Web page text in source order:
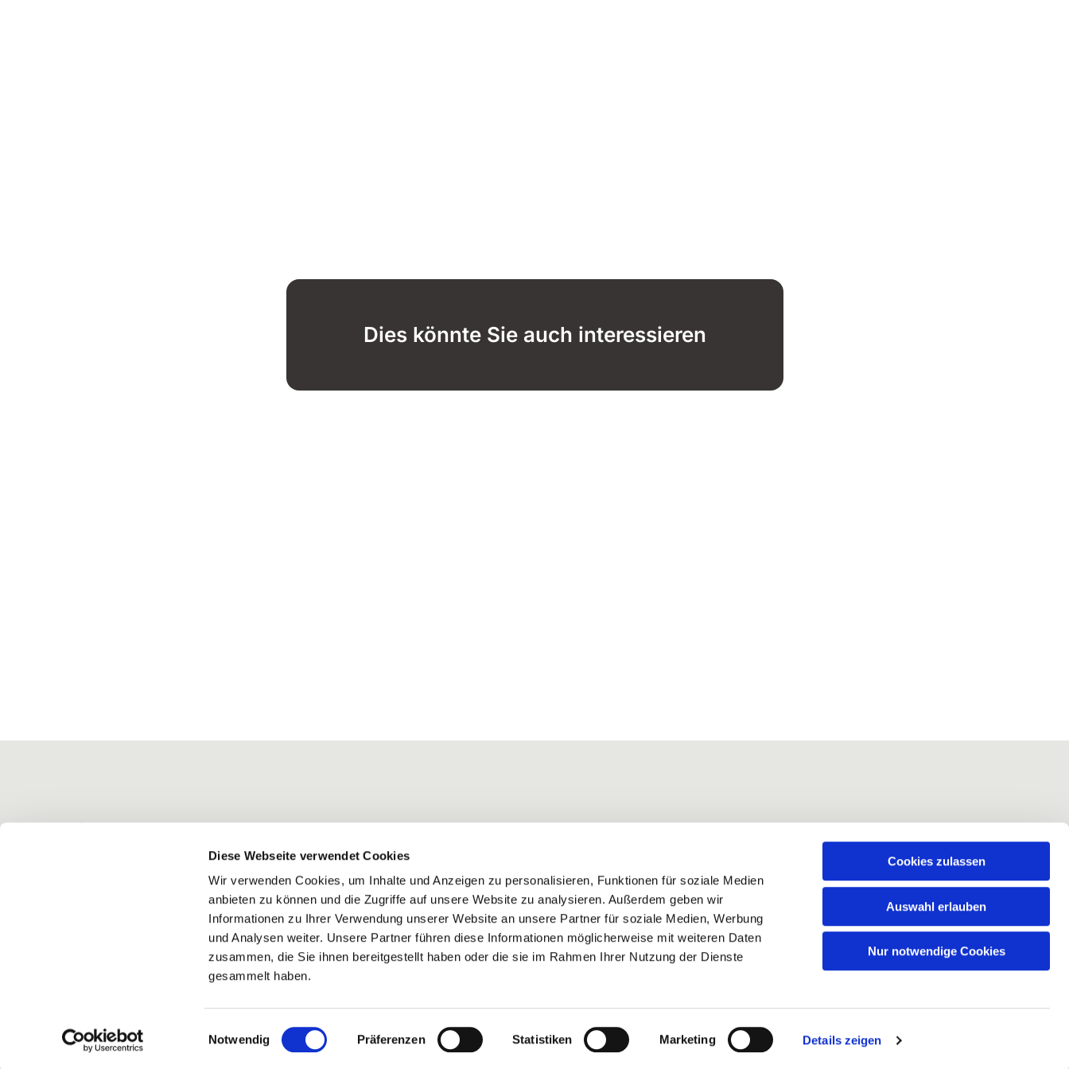
Diese Webseite verwendet Cookies
Wir verwenden Cookies, um Inhalte und Anzeigen zu personalisieren, Funktionen für soziale Medien
anbieten zu können und die Zugriffe auf unsere Website zu analysieren. Außerdem geben wir
Informationen zu Ihrer Verwendung unserer Website an unsere Partner für soziale Medien, Werbung
und Analysen weiter. Unsere Partner führen diese Informationen möglicherweise mit weiteren Daten
zusammen, die Sie ihnen bereitgestellt haben oder die sie im Rahmen Ihrer Nutzung der Dienste
gesammelt haben.
Einwilligungsauswahl
Notwendig Präferenzen Statistiken Marketing Details zeigen
Cookies zulassen
Auswahl erlauben
Nur notwendige Cookies
Dies könnte Sie auch interessieren